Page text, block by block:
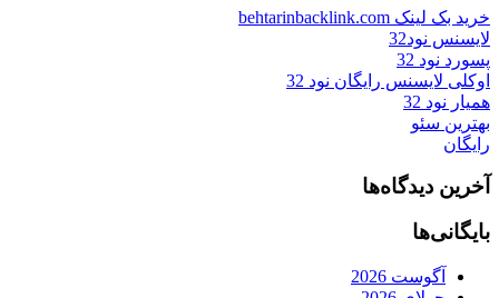
خرید بک لینک behtarinbacklink.com
لایسنس نود32
پسورد نود 32
اوکلی لایسنس رایگان نود 32
همیار نود 32
بهترین سئو
رایگان
آخرین دیدگاه‌ها
بایگانی‌ها
آگوست 2026